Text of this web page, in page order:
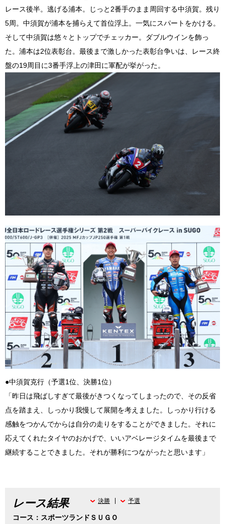
レース後半。逃げる浦本。じっと2番手のまま周回する中須賀。残り
5周。中須賀が浦本を捕らえて首位浮上。一気にスパートをかける。
そして中須賀は悠々とトップでチェッカー。ダブルウインを飾っ
た。浦本は2位表彰台。最後まで激しかった表彰台争いは、レース終
盤の19周目に3番手浮上の津田に軍配が挙がった。
●中須賀克行（予選1位、決勝1位）
「昨日は飛ばしすぎて最後がきつくなってしまったので、その反省
点を踏まえ、しっかり我慢して展開を考えました。しっかり行ける
感触をつかんでからは自分の走りをすることができました。それに
応えてくれたタイヤのおかげで、いいアベレージタイムを最後まで
継続することできました。それが勝利につながったと思います」
レース結果
コース：スポーツランドＳＵＧＯ
決勝 予選